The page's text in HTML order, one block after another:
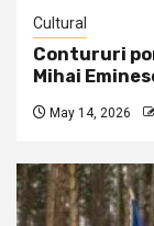
Cultural
Contururi
Mihai
May 14, 2026